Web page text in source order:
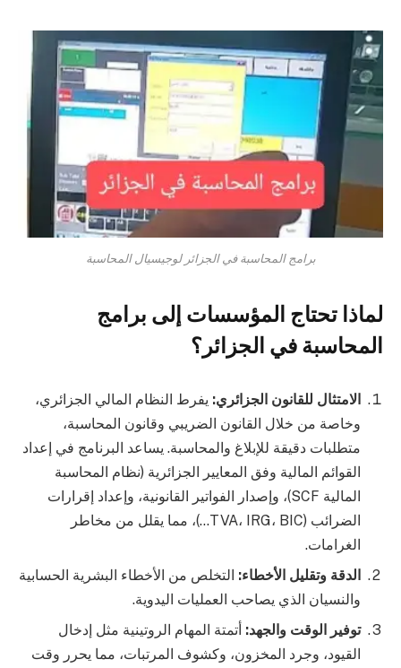
برامج المحاسبة في الجزائر لوجيسيال المحاسبة
لماذا تحتاج المؤسسات إلى برامج
المحاسبة في الجزائر؟
الامتثال للقانون الجزائري: يفرط النظام المالي الجزائري،
وخاصة من خلال القانون الضريبي وقانون المحاسبة،
متطلبات دقيقة للإبلاغ والمحاسبة. يساعد البرنامج في إعداد
القوائم المالية وفق المعايير الجزائرية (نظام المحاسبة
المالية SCF)، وإصدار الفواتير القانونية، وإعداد إقرارات
الضرائب (TVA، IRG، BIC…)، مما يقلل من مخاطر
الغرامات.
الدقة وتقليل الأخطاء: التخلص من الأخطاء البشرية الحسابية
والنسيان الذي يصاحب العمليات اليدوية.
توفير الوقت والجهد: أتمتة المهام الروتينية مثل إدخال
القيود، وجرد المخزون، وكشوف المرتبات، مما يحرر وقت